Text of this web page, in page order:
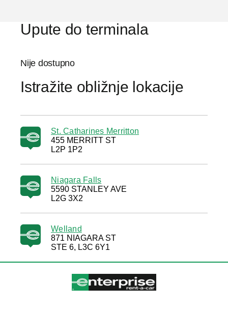
Upute do terminala
Nije dostupno
Istražite obližnje lokacije
St. Catharines Merritton
455 MERRITT ST
L2P 1P2
Niagara Falls
5590 STANLEY AVE
L2G 3X2
Welland
871 NIAGARA ST
STE 6, L3C 6Y1